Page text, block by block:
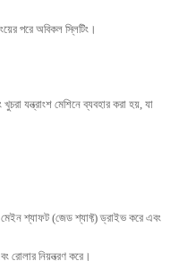
পরে অবিকল স্লিটিং।
খুচরা যন্ত্রাংশ মেশিনে ব্যবহার করা হয়, যা
মেইন শ্যাফট (জেড শ্যাফ্ট) ড্রাইভ করে এবং
রোলার নিয়ন্ত্রণ করে।